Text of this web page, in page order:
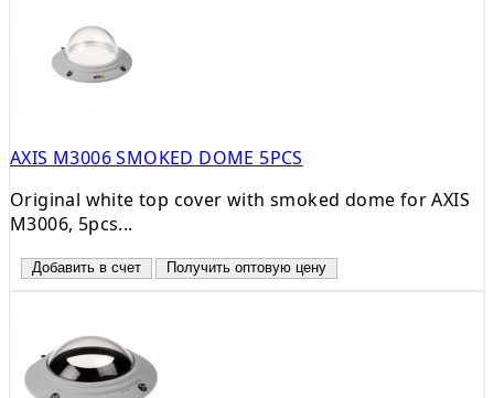
AXIS M3006 SMOKED DOME 5PCS
Original white top cover with smoked dome for AXIS
M3006, 5pcs...
Добавить в счет Получить оптовую цену